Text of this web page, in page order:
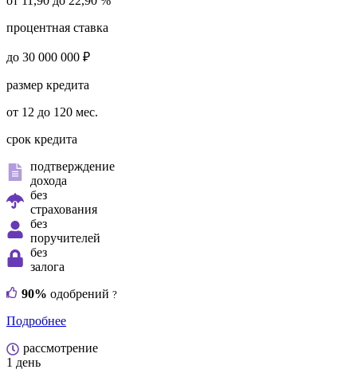
процентная ставка
до 30 000 000 ₽
размер кредита
от 12 до 120 мес.
срок кредита
подтверждение
дохода
без
страхования
без
поручителей
без
залога
90% одобрений ?
Подробнее
рассмотрение
1 день